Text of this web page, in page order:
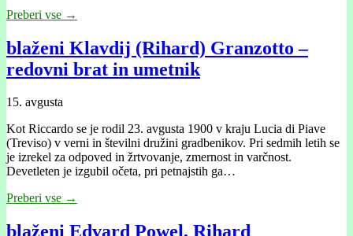
Preberi vse →
blaženi Klavdij (Rihard) Granzotto –
redovni brat in umetnik
15. avgusta
Kot Riccardo se je rodil 23. avgusta 1900 v kraju Lucia di Piave
(Treviso) v verni in številni družini gradbenikov. Pri sedmih letih se
je izrekel za odpoved in žrtvovanje, zmernost in varčnost.
Devetleten je izgubil očeta, pri petnajstih ga…
Preberi vse →
blaženi Edvard Powel, Rihard